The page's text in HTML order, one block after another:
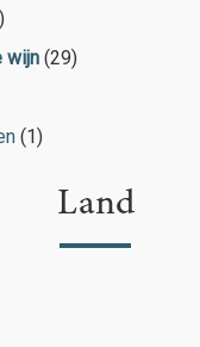
wijn (29)
(1)
Land